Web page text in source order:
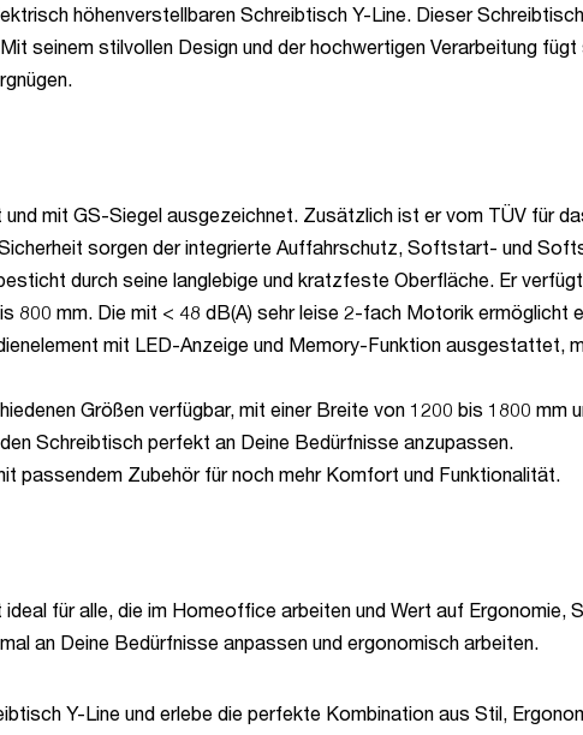
höhenverstellbaren Schreibtisch Y-Line. Dieser
seinem stilvollen Design und der hochwertigen Verarbeitung fügt
mit GS-Siegel ausgezeichnet. Zusätzlich ist er vom TÜV für
sorgen der integrierte Auffahrschutz, Softstart- und
durch seine langlebige und kratzfeste Oberfläche. Er
800 mm. Die mit < 48 dB(A) sehr leise 2-fach Motorik
mit LED-Anzeige und Memory-Funktion ausgestattet,
Größen verfügbar, mit einer Breite von 1200 bis 1800 mm
Schreibtisch perfekt an Deine Bedürfnisse anzupassen.
passendem Zubehör für noch mehr Komfort und Funktionalität.
für alle, die im Homeoffice arbeiten und Wert auf Ergonomie,
an Deine Bedürfnisse anpassen und ergonomisch arbeiten.
Y-Line und erlebe die perfekte Kombination aus Stil,